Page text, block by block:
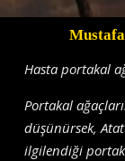
Hasta portakal
Portakal
düşünürsek,
ilgilendiği